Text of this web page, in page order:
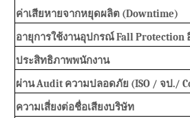
ค่าเสียหายจากหยุดผลิต (Downtime)
อายุการใช้งานอุปกรณ์ Fall Protection
ประสิทธิภาพพนักงาน
ผ่าน Audit ความปลอดภัย (ISO / จป./
ความเสี่ยงต่อชื่อเสียงบริษัท